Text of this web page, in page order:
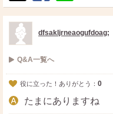
ポ
ス
ト
シ
ェ
送
る
dfsakljrneaogufdoag;
Q&A一覧へ
役に立った！ありがとう： 0
たまにありますね